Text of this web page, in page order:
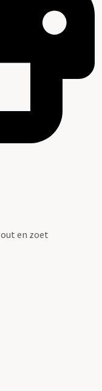
en zoet